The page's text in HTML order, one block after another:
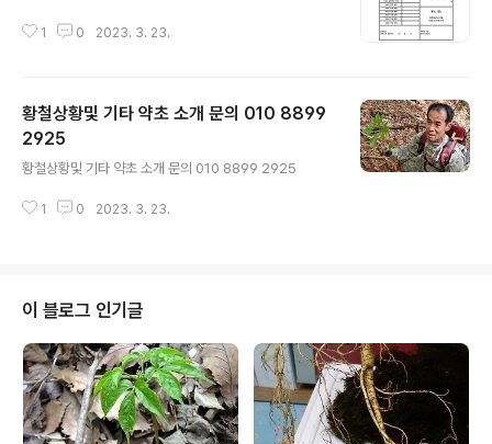
1 0 2023. 3. 23.
황철상황및 기타 약초 소개 문의 010 8899
2925
황철상황및 기타 약초 소개 문의 010 8899 2925
1 0 2023. 3. 23.
이 블로그 인기글